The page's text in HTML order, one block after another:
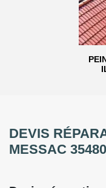
DEVIS
MESSAC 35480